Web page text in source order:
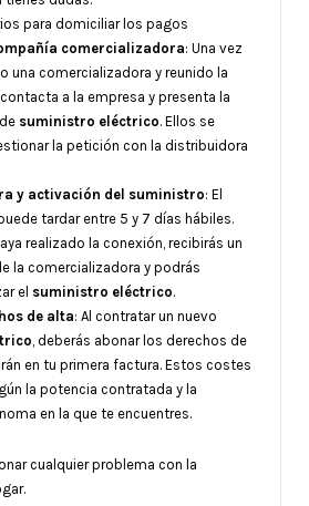
para domiciliar los pagos
comercializadora: Una vez
una comercializadora y reunido la
a la empresa y presenta la
suministro eléctrico. Ellos se
la petición con la distribuidora
y activación del suministro: El
tardar entre 5 y 7 días hábiles.
realizado la conexión, recibirás un
la comercializadora y podrás
el suministro eléctrico.
de alta: Al contratar un nuevo
, deberás abonar los derechos de
en tu primera factura. Estos costes
la potencia contratada y la
en la que te encuentres.
cualquier problema con la